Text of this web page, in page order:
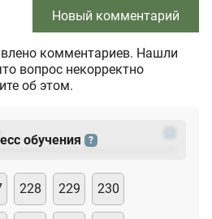
Новый комментарий
комментариев. Нашли
вопрос некорректно
об этом.
обучения ?
228 229 230